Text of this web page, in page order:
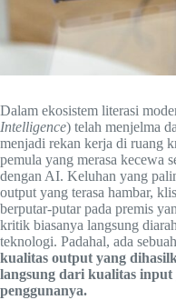
Dalam ekosistem literasi
Intelligence) telah menjelma
menjadi rekan kerja di ruang
pemula yang merasa kecewa
dengan AI. Keluhan yang
output yang terasa hambar,
berputar-putar pada premis
kritik biasanya langsung
teknologi. Padahal, ada
kualitas output yang
langsung dari kualitas
penggunanya.